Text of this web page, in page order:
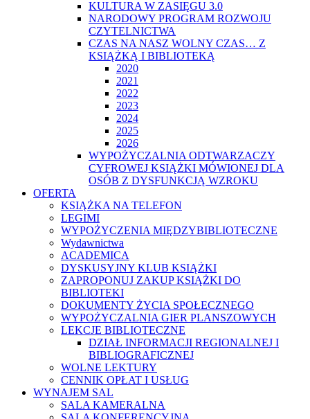
KULTURA W ZASIĘGU 3.0
NARODOWY PROGRAM ROZWOJU
CZYTELNICTWA
CZAS NA NASZ WOLNY CZAS… Z
KSIĄŻKĄ I BIBLIOTEKĄ
2020
2021
2022
2023
2024
2025
2026
WYPOŻYCZALNIA ODTWARZACZY
CYFROWEJ KSIĄŻKI MÓWIONEJ DLA
OSÓB Z DYSFUNKCJĄ WZROKU
OFERTA
KSIĄŻKA NA TELEFON
LEGIMI
WYPOŻYCZENIA MIĘDZYBIBLIOTECZNE
Wydawnictwa
ACADEMICA
DYSKUSYJNY KLUB KSIĄŻKI
ZAPROPONUJ ZAKUP KSIĄŻKI DO
BIBLIOTEKI
DOKUMENTY ŻYCIA SPOŁECZNEGO
WYPOŻYCZALNIA GIER PLANSZOWYCH
LEKCJE BIBLIOTECZNE
DZIAŁ INFORMACJI REGIONALNEJ I
BIBLIOGRAFICZNEJ
WOLNE LEKTURY
CENNIK OPŁAT I USŁUG
WYNAJEM SAL
SALA KAMERALNA